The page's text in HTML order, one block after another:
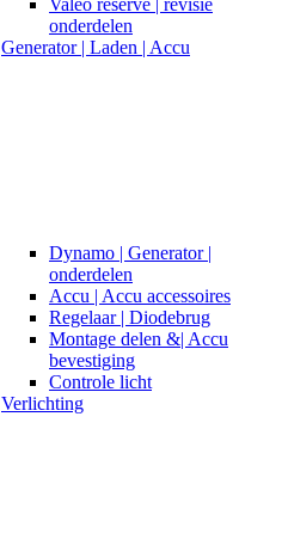
onderdelen
Generator | Laden | Accu
Dynamo | Generator |
onderdelen
Accu | Accu accessoires
Regelaar | Diodebrug
Montage delen &| Accu
bevestiging
Controle licht
Verlichting